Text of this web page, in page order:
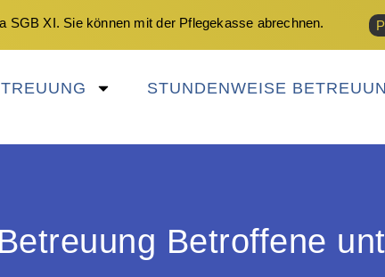
SGB XI. Sie können mit der Pflegekasse abrechnen.
STUNDENWEISE
Betroffene